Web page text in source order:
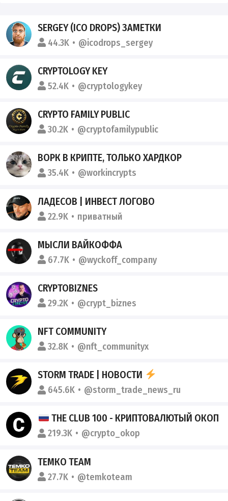
SERGEY (ICO DROPS) ЗАМЕТКИ
44.3K @icodrops_sergey
CRYPTOLOGY KEY
52.4K @cryptologykey
CRYPTO FAMILY PUBLIC
30.2K @cryptofamilypublic
ВОРК В КРИПТЕ, ТОЛЬКО ХАРДКОР
35.4K @workincrypts
ЛАДЕСОВ | ИНВЕСТ ЛОГОВО
22.9K приватный
МЫСЛИ ВАЙКОФФА
67.7K @wyckoff_company
CRYPTOBIZNES
29.2K @crypt_biznes
NFT COMMUNITY
32.8K @nft_communityx
STORM TRADE | НОВОСТИ
645.6K @storm_trade_news_ru
THE CLUB 100 - КРИПТОВАЛЮТЫЙ ОКОП
219.3K @crypto_okop
ТЕМКО TEAM
27.7K @temkoteam